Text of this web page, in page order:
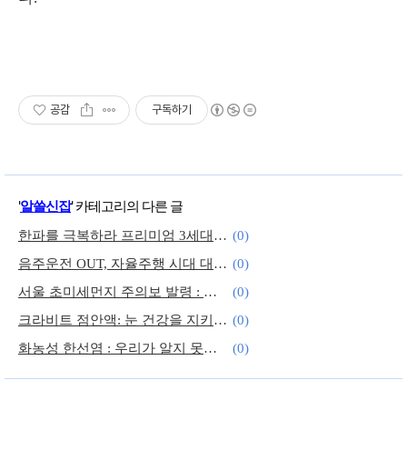
공감 구독하기
'알쓸신잡' 카테고리의 다른 글
한파를 극복하라 프리미엄 3세대 난방 매트 : 탄소매트 (카본매트) (0)
음주운전 OUT, 자율주행 시대 대비 24년 변화 되는 교통 법규 (0)
서울 초미세먼지 주의보 발령 : 호흡기 질환 예방을 위해 해야 할 일
(0)
크라비트 점안액: 눈 건강을 지키는 지혜 (0)
화농성 한선염 : 우리가 알지 못하는 희귀 질환
(0)
2024년 전기기사 시험 일정 안내. (0)